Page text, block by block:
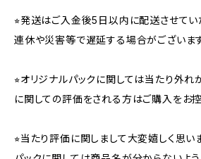
⭐︎発送はご入金後5日以内に配送させてい
連休や災害等で遅延する場合がございます
⭐︎オリジナルパックに関しては当たり外れ
に関しての評価をされる方はご購入をお控
⭐︎当たり評価に関しまして大変嬉しく思い